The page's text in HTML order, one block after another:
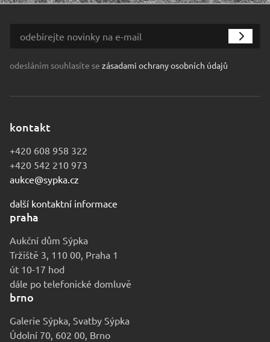
odesláním souhlasíte se zásadami ochrany osobních údajů
kontakt
+420 608 958 322
+420 542 210 973
aukce@sypka.cz
další kontaktní informace
praha
Aukční dům Sýpka
Tržiště 3, 110 00, Praha 1
út 10-17 hod
dále po telefonické domluvě
brno
Galerie Sýpka, Svatby Sýpka
Údolní 70, 602 00, Brno